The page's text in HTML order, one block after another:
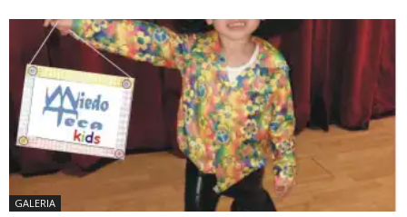
GALERIA